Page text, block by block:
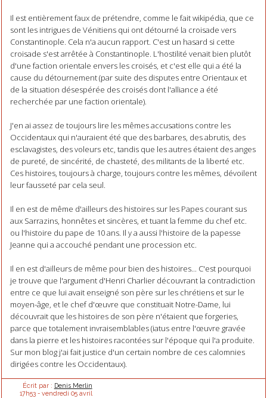
Il est entièrement faux de prétendre, comme le fait wikipédia, que ce
sont les intrigues de Vénitiens qui ont détourné la croisade vers
Constantinople. Cela n'a aucun rapport. C'est un hasard si cette
croisade s'est arrêtée à Constantinople. L'hostilité venait bien plutôt
d'une faction orientale envers les croisés, et c'est elle qui a été la
cause du détournement (par suite des disputes entre Orientaux et
de la situation désespérée des croisés dont l'alliance a été
recherchée par une faction orientale).
J'en ai assez de toujours lire les mêmes accusations contre les
Occidentaux qui n'auraient été que des barbares, des abrutis, des
esclavagistes, des voleurs etc, tandis que les autres étaient des anges
de pureté, de sincérité, de chasteté, des militants de la liberté etc.
Ces histoires, toujours à charge, toujours contre les mêmes, dévoilent
leur fausseté par cela seul.
Il en est de même d'ailleurs des histoires sur les Papes courant sus
aux Sarrazins, honnêtes et sincères, et tuant la femme du chef etc.
ou l'histoire du pape de 10 ans. Il y a aussi l'histoire de la papesse
Jeanne qui a accouché pendant une procession etc.
Il en est d'ailleurs de même pour bien des histoires... C'est pourquoi
je trouve que l'argument d'Henri Charlier découvrant la contradiction
entre ce que lui avait enseigné son père sur les chrétiens et sur le
moyen-âge, et le chef d'œuvre que constituait Notre-Dame, lui
découvrait que les histoires de son père n'étaient que forgeries,
parce que totalement invraisemblables (iatus entre l'œuvre gravée
dans la pierre et les histoires racontées sur l'époque qui l'a produite.
Sur mon blog j'ai fait justice d'un certain nombre de ces calomnies
dirigées contre les Occidentaux).
Écrit par : Denis Merlin
17h53- vendredi 05 avril